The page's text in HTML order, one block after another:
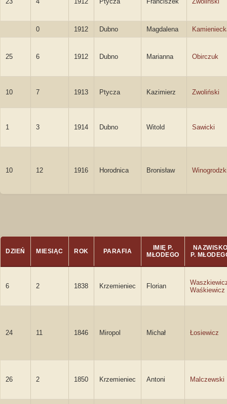
0 1912 Dubno Magdalena
25 6 1912 Dubno Marianna Obirczuk
10 7 1913 Ptycza Kazimierz Zwoliński
1 3 1914 Dubno Witold Sawicki
10 12 1916 Horodnica Bronisław
DZIEŃ MIESIĄC ROK PARAFIA
IMIĘ P.
MŁODEGO
P.
6 2 1838 Krzemieniec Florian
Waśkiewicz
24 11 1846 Miropol Michał Łosiewicz
26 2 1850 Krzemieniec Antoni Malczewski